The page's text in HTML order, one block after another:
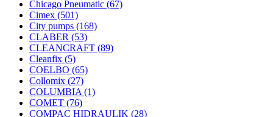
Chicago Pneumatic (67)
Cimex (501)
City pumps (168)
CLABER (53)
CLEANCRAFT (89)
Cleanfix (5)
COELBO (65)
Collomix (27)
COLUMBIA (1)
COMET (76)
COMPAC HIDRAULIK (28)